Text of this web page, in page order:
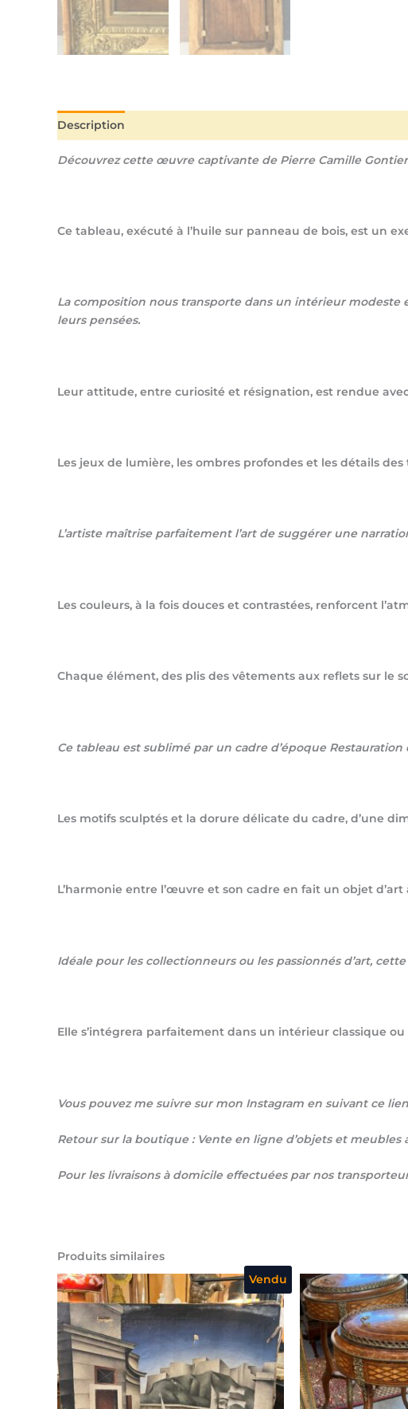
Description
Découvrez cette œuvre captivante de Pierre Camille
Ce tableau, exécuté à l’huile sur panneau de bois, est un
La composition nous transporte dans un intérieur modeste
leurs pensées.
Leur attitude, entre curiosité et résignation, est rendue
Les jeux de lumière, les ombres profondes et les détails
L’artiste maîtrise parfaitement l’art de suggérer une
Les couleurs, à la fois douces et contrastées, renforcent
Chaque élément, des plis des vêtements aux reflets sur le
Ce tableau est sublimé par un cadre d’époque
Les motifs sculptés et la dorure délicate du cadre, d’une
L’harmonie entre l’œuvre et son cadre en fait un objet
Idéale pour les collectionneurs ou les passionnés d’art,
Elle s’intégrera parfaitement dans un intérieur classique
Vous pouvez me suivre sur mon Instagram en suivant ce
Retour sur la boutique : Vente en ligne d’objets et
Pour les livraisons à domicile effectuées par nos
Produits similaires
Vendu